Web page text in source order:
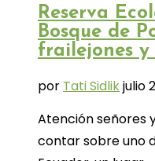
Reserva
Bosque de
frailejones y
por Tati Sidlikjulio
Atención señores
contar sobre uno